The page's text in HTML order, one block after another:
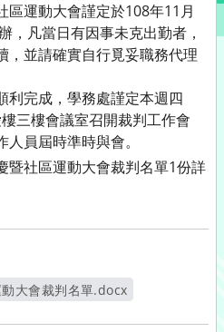
區運動大會謹定於108年11月
，凡當日有因事未克出勤者，
，並請確實自行覓妥職務代理
利完成，學務處謹定本週四
三樓會議室召開裁判工作會
員屆時準時與會。
暨社區運動大會裁判名單1份詳
大會裁判名單.docx